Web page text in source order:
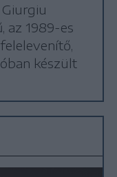
az 1989-es
készült